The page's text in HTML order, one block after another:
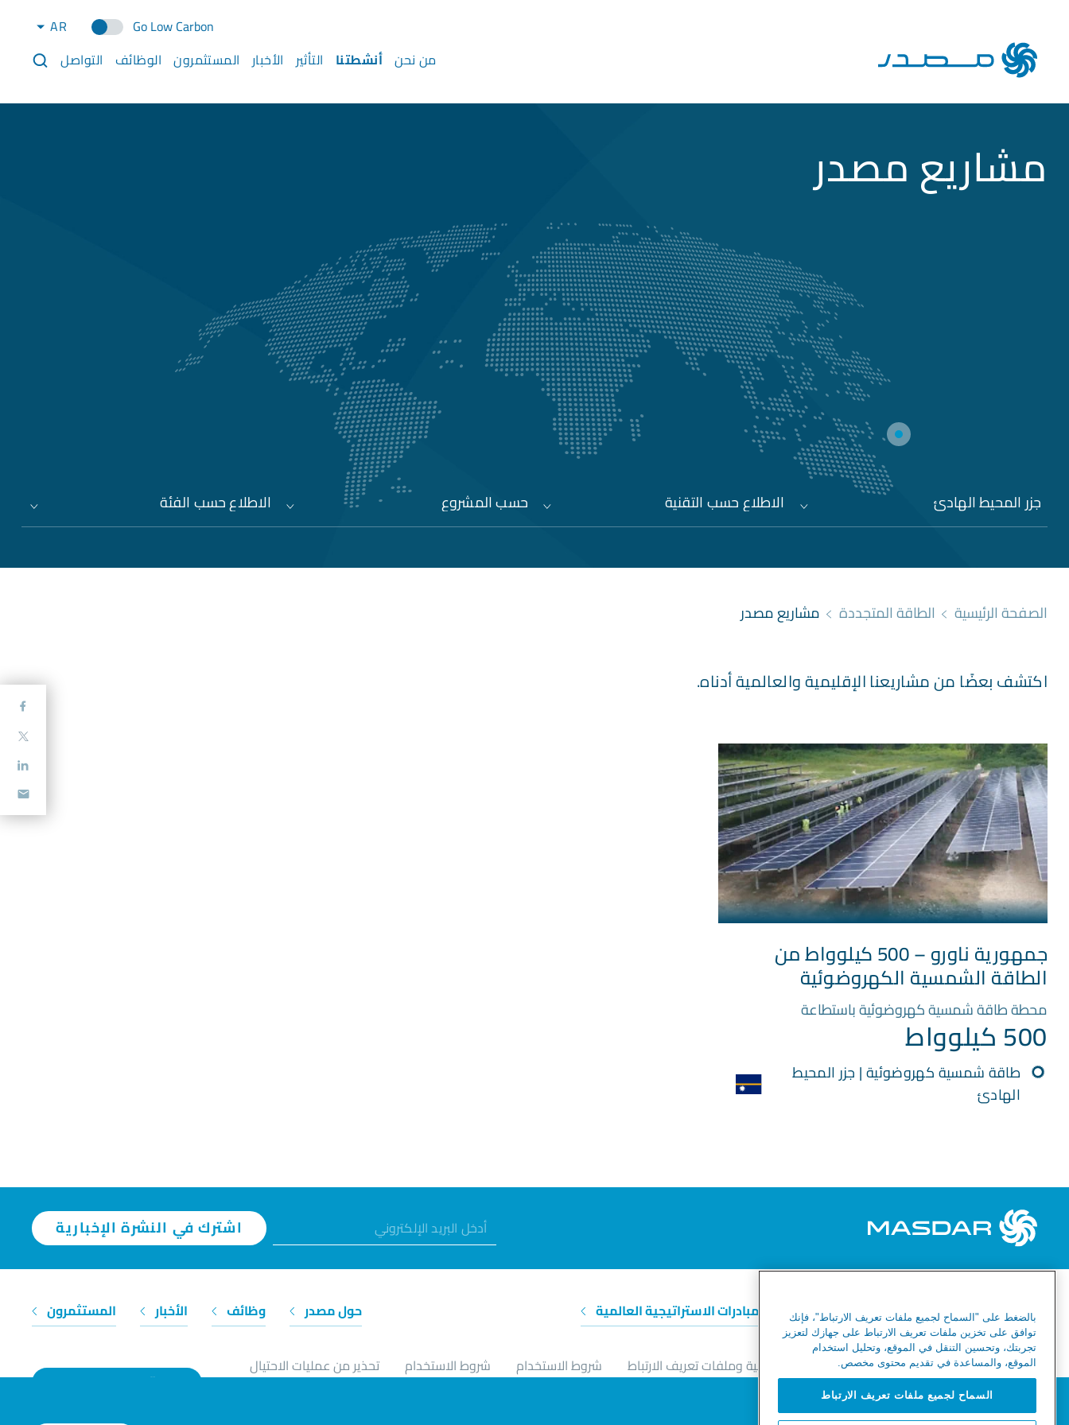
Go Low Carbon
AR
من نحن أنشطتنا التأثير الأخبار المستثمرون الوظائف التواصل
مشاريع مصدر
جزر المحيط الهادئ الاطلاع حسب التقنية حسب المشروع الاطلاع حسب الفئة
الصفحة الرئيسية الطاقة المتجددة مشاريع مصدر
اكتشف بعضًا من مشاريعنا الإقليمية والعالمية أدناه.
جمهورية ناورو – 500 كيلوواط من
الطاقة الشمسية الكهروضوئية
محطة طاقة شمسية كهروضوئية باستطاعة
500 كيلوواط
طاقة شمسية كهروضوئية | جزر المحيط
الهادئ
اشترك في النشرة الإخبارية
الطاقة المتجددة الهيدروجين الأخضر المبادرات الاستراتيجية العالمية حول مصدر وظائف الأخبار المستثمرون
خط المساعدة للأخلاقيات والامتثال إشعار الخصوصية وملفات تعريف الارتباط شروط الاستخدام شروط الاستخدام
تحذير من عمليات الاحتيال
خريطة الموقع
تواصل معنا
نحترم خصوصيتك
بالضغط على "السماح لجميع ملفات تعريف الارتباط"، فإنك
توافق على تخزين ملفات تعريف الارتباط على جهازك لتعزيز
تجربتك، وتحسين التنقل في الموقع، وتحليل استخدام
الموقع، والمساعدة في تقديم محتوى مخصص.
السماح لجميع ملفات تعريف الارتباط